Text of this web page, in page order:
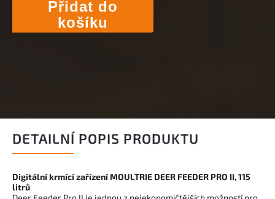
Přidat do
košíku
DETAILNÍ POPIS PRODUKTU
Digitální krmící zařízení MOULTRIE DEER FEEDER PRO II, 115
litrů